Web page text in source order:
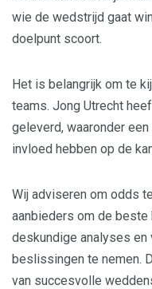
wie de wedstrijd gaat
doelpunt scoort.
Het is belangrijk om te
teams. Jong Utrecht
geleverd, waaronder
invloed hebben op de
Wij adviseren om odds
aanbieders om de beste
deskundige analyses
beslissingen te nemen.
van succesvolle